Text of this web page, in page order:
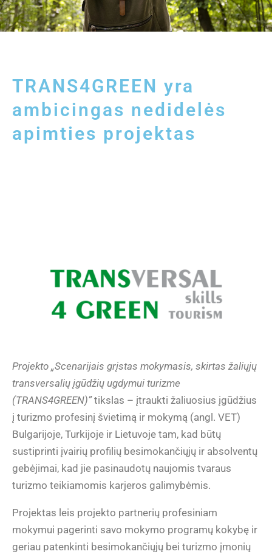
TRANS4GREEN yra
ambicingas nedidelės
apimties projektas
Projekto „Scenarijais grįstas mokymasis, skirtas žaliųjų
transversalių įgūdžių ugdymui turizme
(TRANS4GREEN)”tikslas – įtraukti žaliuosius įgūdžius
į turizmo profesinį švietimą ir mokymą (angl. VET)
Bulgarijoje, Turkijoje ir Lietuvoje tam, kad būtų
sustiprinti įvairių profilių besimokančiųjų ir absolventų
gebėjimai, kad jie pasinaudotų naujomis tvaraus
turizmo teikiamomis karjeros galimybėmis.
Projektas leis projekto partnerių profesiniam
mokymui pagerinti savo mokymo programų kokybę ir
geriau patenkinti besimokančiųjų bei turizmo įmonių